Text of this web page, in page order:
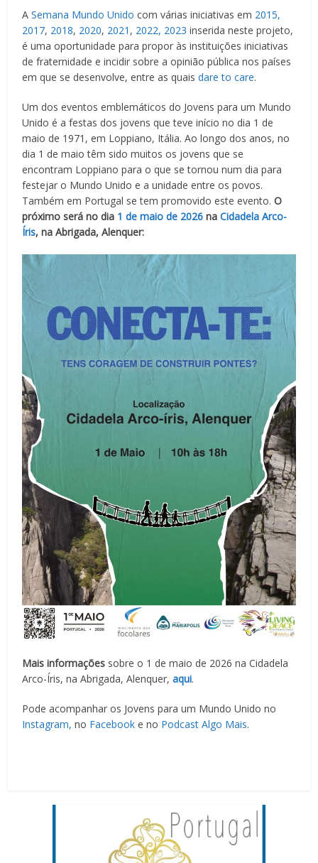
ASemana Mundo Unido com várias iniciativas em 2015,
2017, 2018, 2020, 2021 , 2022, 2023 inserida neste projeto,
é uma oportunidade para propor às instituições iniciativas
de fraternidade e incidir sobre a opinião pública nos países
em que se desenvolve, entre as quaisdare to care.
Um dos eventos emblemáticos do Jovens para um Mundo
Unido é a festas dos jovens que teve início no dia 1 de
maio de 1971, em Loppiano, Itália. Ao longo dos anos, no
dia 1 de maio têm sido muitos os jovens que se
encontram Loppiano para o que se tornou num dia para
festejar o Mundo Unido e a unidade entre os povos.
Também em Portugal se tem promovido este evento.O
próximo será no dia 1 de maio de 2026 naCidadela Arco-
Íris, na Abrigada, Alenquer:
Mais informações sobre o 1 de maio de 2026 na Cidadela
Arco-Íris, na Abrigada, Alenquer,aqui.
Pode acompanhar os Jovens para um Mundo Unido no
Instagram, no Facebook e no Podcast Algo Mais.